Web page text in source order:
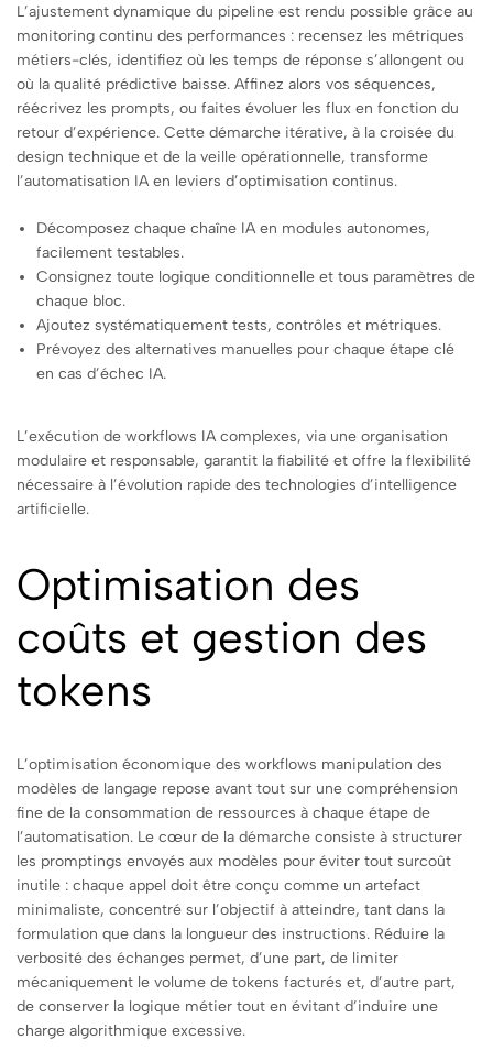
L’ajustement dynamique du pipeline est rendu possible grâce au
monitoring continu des performances : recensez les métriques
métiers-clés, identifiez où les temps de réponse s’allongent ou
où la qualité prédictive baisse. Affinez alors vos séquences,
réécrivez les prompts, ou faites évoluer les flux en fonction du
retour d’expérience. Cette démarche itérative, à la croisée du
design technique et de la veille opérationnelle, transforme
l’automatisation IA en leviers d’optimisation continus.
Décomposez chaque chaîne IA en modules autonomes,
facilement testables.
Consignez toute logique conditionnelle et tous paramètres de
chaque bloc.
Ajoutez systématiquement tests, contrôles et métriques.
Prévoyez des alternatives manuelles pour chaque étape clé
en cas d’échec IA.
L’exécution de workflows IA complexes, via une organisation
modulaire et responsable, garantit la fiabilité et offre la flexibilité
nécessaire à l’évolution rapide des technologies d’intelligence
artificielle.
Optimisation des
coûts et gestion des
tokens
L’optimisation économique des workflows manipulation des
modèles de langage repose avant tout sur une compréhension
fine de la consommation de ressources à chaque étape de
l’automatisation. Le cœur de la démarche consiste à structurer
les promptings envoyés aux modèles pour éviter tout surcoût
inutile : chaque appel doit être conçu comme un artefact
minimaliste, concentré sur l’objectif à atteindre, tant dans la
formulation que dans la longueur des instructions. Réduire la
verbosité des échanges permet, d’une part, de limiter
mécaniquement le volume de tokens facturés et, d’autre part,
de conserver la logique métier tout en évitant d’induire une
charge algorithmique excessive.